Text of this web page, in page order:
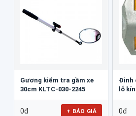
Gương kiểm tra gầm xe
30cm KLTC-030-2245
0đ + BÁO GIÁ
Đinh
lỗ
0đ